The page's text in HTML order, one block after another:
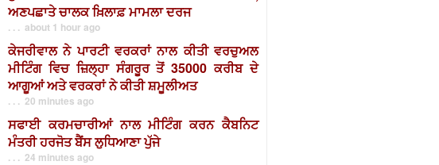
ਅਣਪਛਾਤੇ ਚਾਲਕ ਖ਼ਿਲਾਫ਼ ਮਾਮਲਾ ਦਰਜ
. . . about 1 hour ago
ਕੇਜਰੀਵਾਲ ਨੇ ਪਾਰਟੀ ਵਰਕਰਾਂ ਨਾਲ ਕੀਤੀ ਵਰਚੁਅਲ
ਮੀਟਿੰਗ ਵਿਚ ਜ਼ਿਲ੍ਹਾ ਸੰਗਰੂਰ ਤੋਂ 35000 ਕਰੀਬ ਦੇ
ਆਗੂਆਂ ਅਤੇ ਵਰਕਰਾਂ ਨੇ ਕੀਤੀ ਸ਼ਮੂਲੀਅਤ
. . . 20 minutes ago
ਸਫਾਈ ਕਰਮਚਾਰੀਆਂ ਨਾਲ ਮੀਟਿੰਗ ਕਰਨ ਕੈਬਨਿਟ
ਮੰਤਰੀ ਹਰਜੋਤ ਬੈਂਸ ਲੁਧਿਆਣਾ ਪੁੱਜੇ
. . . 24 minutes ago